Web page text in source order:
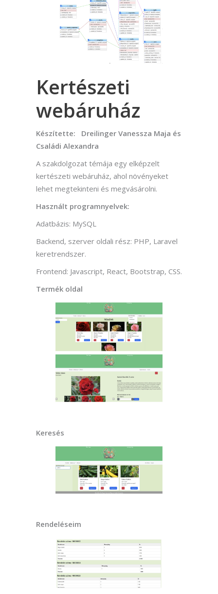
Kertészeti
webáruház
Készítette: Dreilinger Vanessza Maja és
Családi Alexandra
A szakdolgozat témája egy elképzelt
kertészeti webáruház, ahol növényeket
lehet megtekinteni és megvásárolni.
Használt programnyelvek:
Adatbázis: MySQL
Backend, szerver oldali rész: PHP, Laravel
keretrendszer.
Frontend: Javascript, React, Bootstrap, CSS.
Termék oldal
Keresés
Rendeléseim